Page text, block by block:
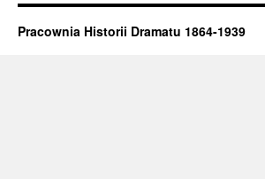
Pracownia Historii Dramatu 1864-1939